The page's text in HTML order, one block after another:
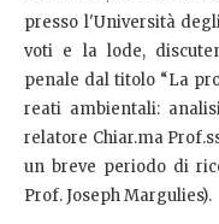
presso l'Università
voti e la lode,
penale dal titolo “La
reati ambientali:
relatore Chiar.ma
un breve periodo di
Prof. Joseph Margulies).